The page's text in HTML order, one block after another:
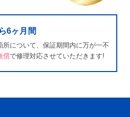
6ヶ月間
所について、保証期間内に万が一不
償で修理対応させていただきます!